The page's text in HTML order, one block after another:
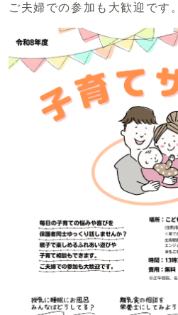
ご夫婦での参加も大歓迎です。